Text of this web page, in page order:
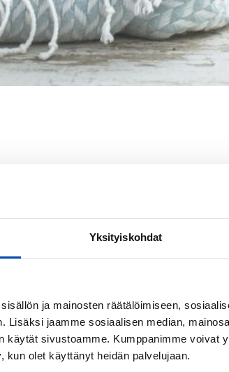
Yksityiskohdat
ja mainosten räätälöimiseen,
Lisäksi jaamme sosiaalisen median,
käytät sivustoamme. Kumppanimme voivat
kun olet käyttänyt heidän palvelujaan.